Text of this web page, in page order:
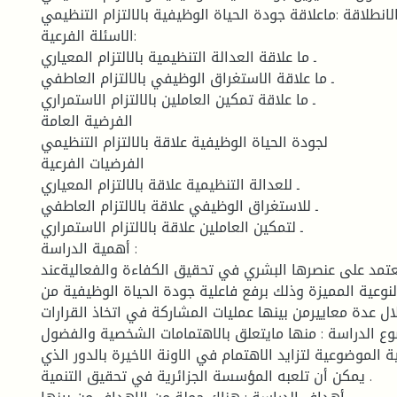
:ماعلاقة جودة الحياة الوظيفية بالالتزام التنظيمي
الاسئلة الفرعية:
ـ ما علاقة العدالة التنظيمية بالالتزام المعياري
ـ ما علاقة الاستغراق الوظيفي بالالتزام العاطفي
ـ ما علاقة تمكين العاملين بالالتزام الاستمراري
الفرضية العامة
لجودة الحياة الوظيفية علاقة بالالتزام التنظيمي
الفرضيات الفرعية
ـ للعدالة التنظيمية علاقة بالالتزام المعياري
ـ للاستغراق الوظيفي علاقة بالالتزام العاطفي
ـ لتمكين العاملين علاقة بالالتزام الاستمراري
أهمية الدراسة :
على عنصرها البشري في تحقيق الكفاءة والفعاليةعند
المميزة وذلك برفع فاعلية جودة الحياة الوظيفية من
عدة معاييرمن بينها عمليات المشاركة في اتخاذ القرارات.
الدراسة : منها مايتعلق بالاهتمامات الشخصية والفضول
الموضوعية لتزايد الاهتمام في الاونة الاخيرة بالدور الذي
يمكن أن تلعبه المؤسسة الجزائرية في تحقيق التنمية .